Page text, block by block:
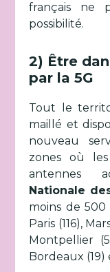
français ne
possibilité.
2) Être
par la 5G
Tout le
maillé et
nouveau
zones où
antennes
Nationale
moins de
Paris (116),
Montpellier
Bordeaux (19)